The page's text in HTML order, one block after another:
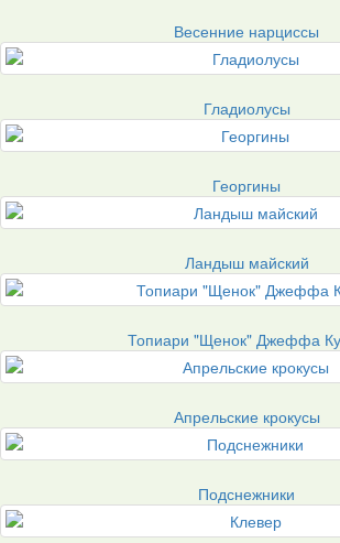
Весенние нарциссы
Гладиолусы
Георгины
Ландыш майский
Топиари "Щенок" Джеффа
Апрельские крокусы
Подснежники